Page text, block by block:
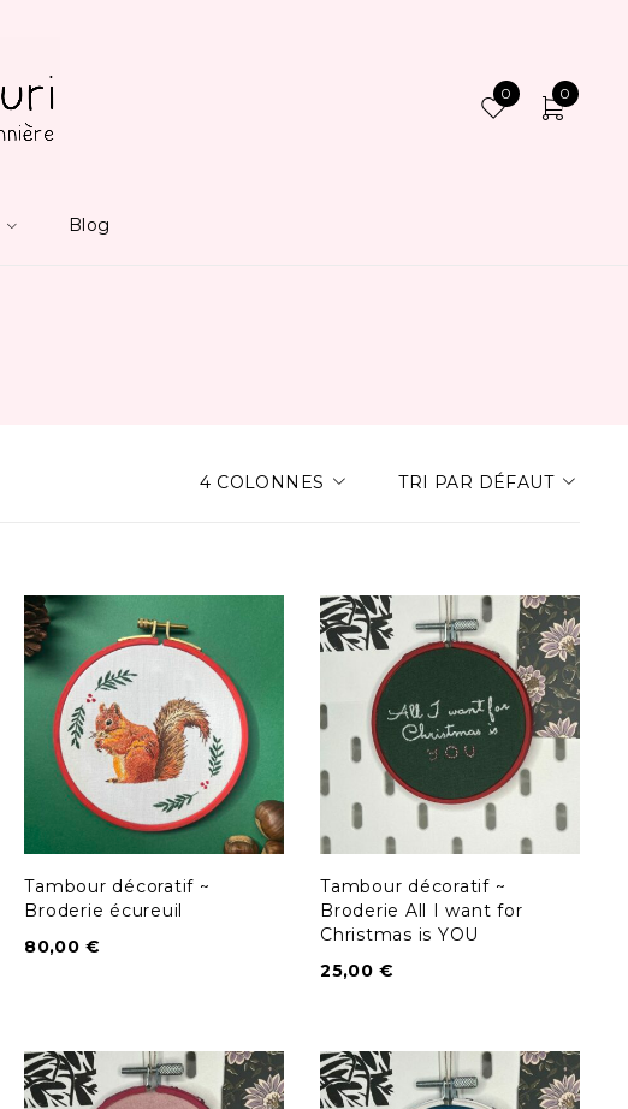
0 0
Blog
4 COLONNES TRI PAR DÉFAUT
Tambour décoratif ~
Broderie écureuil
80,00 €
Tambour décoratif ~
Broderie All I want for
Christmas is YOU
25,00 €